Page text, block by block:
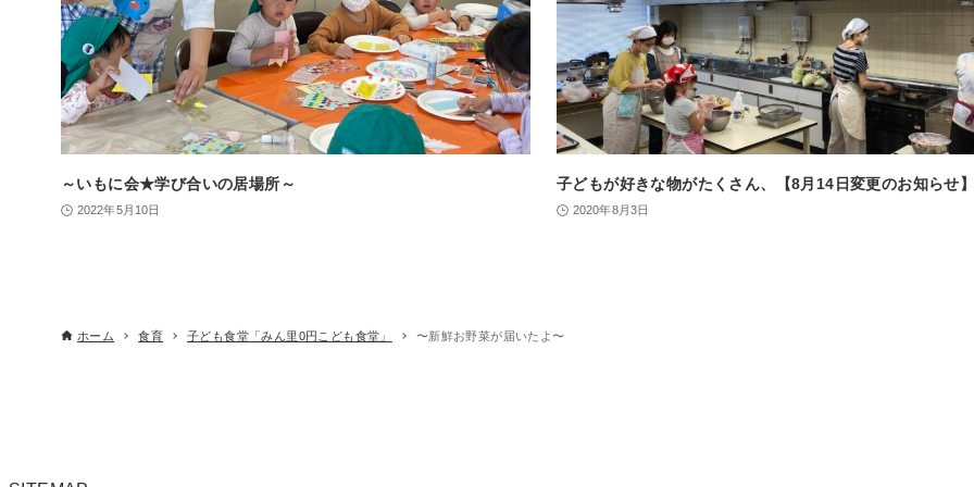
～いもに会★学び合いの居場所～
2022年5月10日
子どもが好きな物がたくさん、【8月14日変更のお知らせ
2020年8月3日
ホーム 食育 子ども食堂「みん里0円こども食堂」 〜新鮮お野菜が届いたよ〜